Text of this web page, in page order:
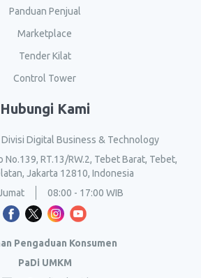
Panduan Penjual
Marketplace
Tender Kilat
Control Tower
Hubungi Kami
Digital Business & Technology
No.139, RT.13/RW.2, Tebet Barat, Tebet,
Jakarta 12810, Indonesia
08:00 - 17:00 WIB
Pengaduan Konsumen
PaDi UMKM